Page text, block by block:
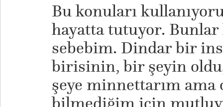
Bu konuları
hayatta tutuyor. Bunlar
sebebim. Dindar bir
birisinin, bir şeyin
şeye minnettarım